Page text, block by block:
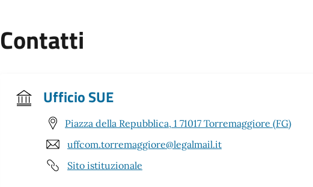
Contatti
Ufficio SUE
Piazza della Repubblica, 1 71017 Torremaggiore (FG)
uffcom.torremaggiore@legalmail.it
Sito istituzionale